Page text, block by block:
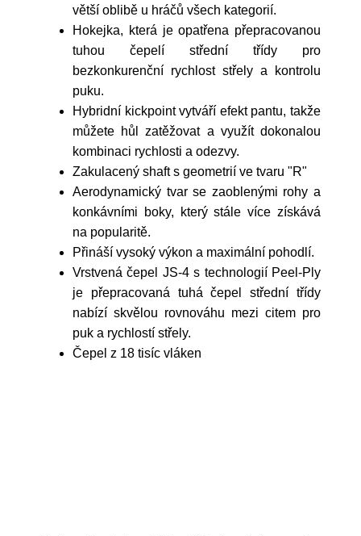
větší oblibě u hráčů všech kategorií.
Hokejka, která je opatřena přepracovanou
tuhou čepelí střední třídy pro
bezkonkurenční rychlost střely a kontrolu
puku.
Hybridní kickpoint vytváří efekt pantu, takže
můžete hůl zatěžovat a využít dokonalou
kombinaci rychlosti a odezvy.
Zakulacený shaft s geometrií ve tvaru "R"
Aerodynamický tvar se zaoblenými rohy a
konkávními boky, který stále více získává
na popularitě.
Přináší vysoký výkon a maximální pohodlí.
Vrstvená čepel JS-4 s technologií Peel-Ply
je přepracovaná tuhá čepel střední třídy
nabízí skvělou rovnováhu mezi citem pro
puk a rychlostí střely.
Čepel z 18 tisíc vláken